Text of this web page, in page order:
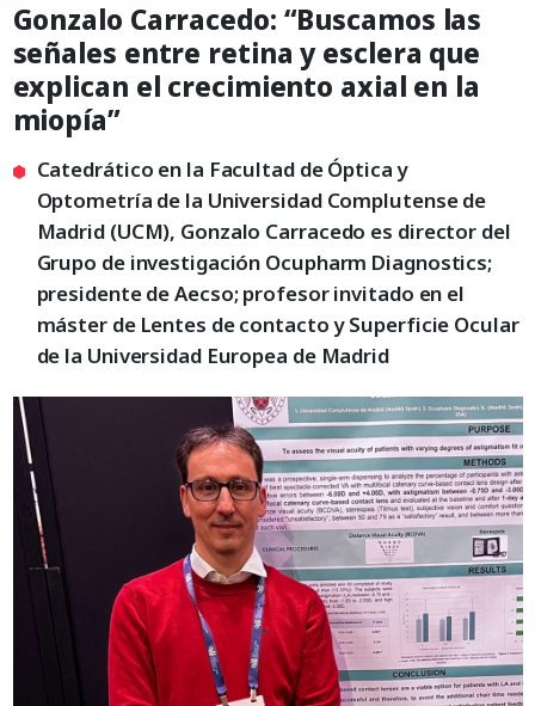
Gonzalo Carracedo: “Buscamos las
señales entre retina y esclera que
explican el crecimiento axial en la
miopía”
Catedrático en la Facultad de Óptica y
Optometría de la Universidad Complutense de
Madrid (UCM), Gonzalo Carracedo es director del
Grupo de investigación Ocupharm Diagnostics;
presidente de Aecso; profesor invitado en el
máster de Lentes de contacto y Superficie Ocular
de la Universidad Europea de Madrid